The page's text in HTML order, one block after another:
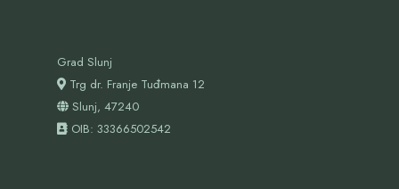
Grad Slunj
Trg dr. Franje Tuđmana 12
Slunj, 47240
OIB: 33366502542